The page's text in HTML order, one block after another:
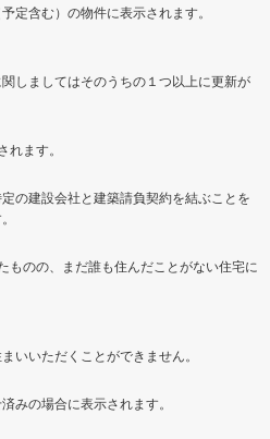
定含む）の物件に表示されます。
しましてはそのうちの１つ以上に更新が
ます。
の建設会社と建築請負契約を結ぶことを
ものの、まだ誰も住んだことがない住宅に
いいただくことができません。
みの場合に表示されます。